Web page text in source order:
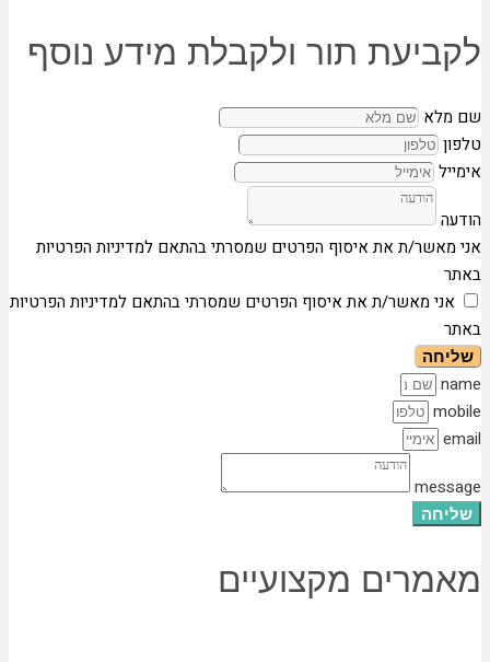
לקביעת תור ולקבלת מידע נוסף
שם מלא
טלפון
אימייל
הודעה
אני מאשר/ת את איסוף הפרטים שמסרתי בהתאם למדיניות הפרטיות
באתר
אני מאשר/ת את איסוף הפרטים שמסרתי בהתאם למדיניות הפרטיות
באתר
שליחה
name
mobile
email
message
שליחה
מאמרים מקצועיים